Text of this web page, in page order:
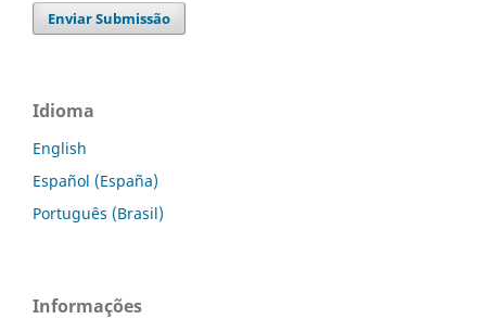
Enviar Submissão
Idioma
English
Español (España)
Português (Brasil)
Informações